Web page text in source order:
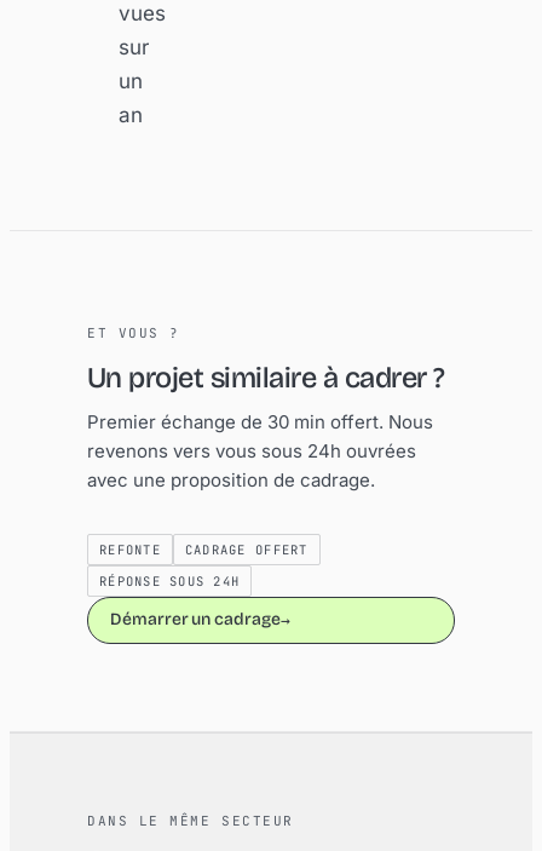
vues
sur
un
an
E T V O U S ?
Un projet similaire à cadrer?
Premier échange de 30 min offert. Nous
revenons vers vous sous 24h ouvrées
avec une proposition de cadrage.
RE FONT E CAD RAGE OF FERT
RÉ PONS E SO US 24H
Démarrer un cadrage→
DANS LE MÊME SECTEUR